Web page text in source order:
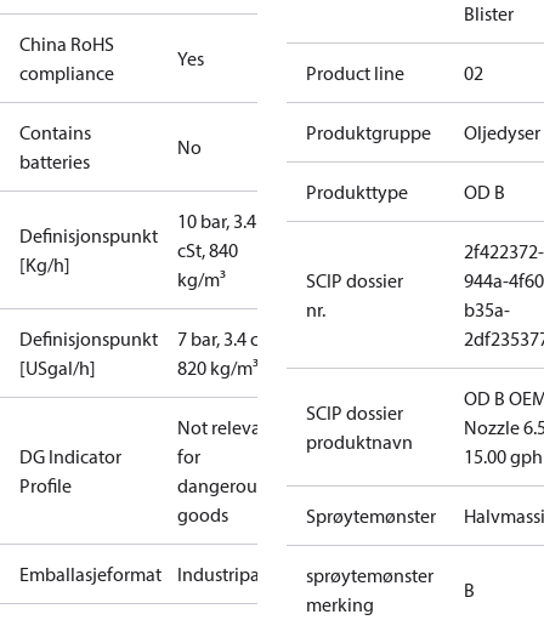
China RoHS
compliance
Yes
Contains
batteries
No
Definisjonspunkt
[Kg/h]
10 bar, 3.4
cSt, 840
kg/m³
Definisjonspunkt
[USgal/h]
7 bar, 3.4 cSt,
820 kg/m³
DG Indicator
Profile
Not relevant
for
dangerous
goods
Emballasjeformat Industripakning
Blister
Product line 02
Produktgruppe Oljedyser
Produkttype OD B
SCIP dossier
nr.
2f422372-
944a-
b35a-
SCIP dossier
produktnavn
OD B
Nozzle
15.00 gph
Sprøytemønster
sprøytemønster
merking
B